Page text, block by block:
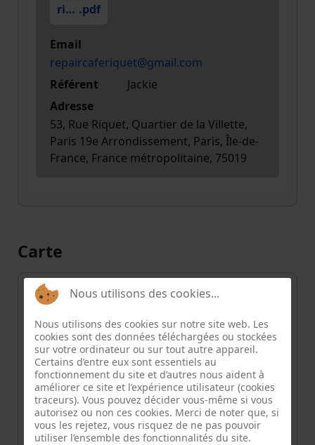
riquet-affiche-couleur-v5-octobre-2024 .pdf
Email
repaircaferiquet@gmail.com
Référent
Jackie
Adresse
53, Rue Riquet, Quartier de la Villette,
Paris 19e Arrondissement, Paris, Île-de-
France, France métropolitaine, 75019
Carte
+
Nous utilisons des cookies...
Nous utilisons des cookies sur notre site web. Les
cookies sont des données téléchargées ou stockées
sur votre ordinateur ou sur tout autre appareil.
Certains d’entre eux sont essentiels au
fonctionnement du site et d’autres nous aident à
améliorer ce site et l’expérience utilisateur (cookies
traceurs). Vous pouvez décider vous-même si vous
autorisez ou non ces cookies. Merci de noter que, si
vous les rejetez, vous risquez de ne pas pouvoir
utiliser l’ensemble des fonctionnalités du site.